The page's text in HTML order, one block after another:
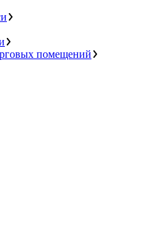
помещений